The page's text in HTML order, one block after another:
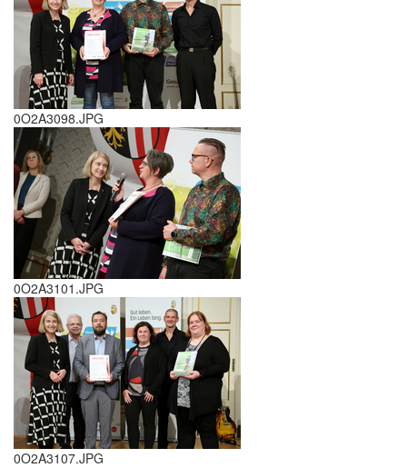
0O2A3098.JPG
0O2A3101.JPG
0O2A3107.JPG